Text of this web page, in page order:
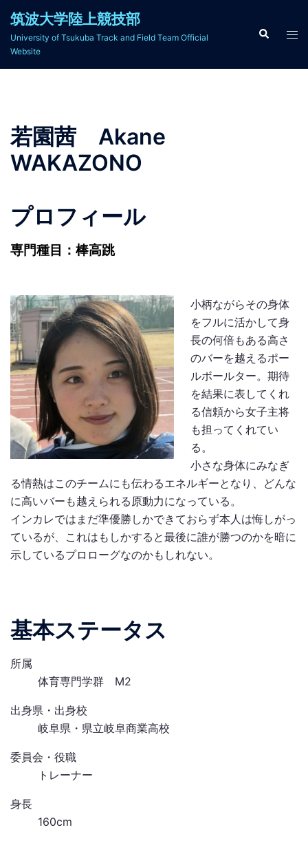
筑波大学陸上競技部
University of Tsukuba Track and Field Team Official
Website
検
索
ト
ル
若園茜 Akane
WAKAZONO
プロフィール
専門種目：棒高跳
小柄ながらその身体
をフルに活かして身
長の何倍もある高さ
のバーを越えるポー
ルボールター。期待
を結果に表してくれ
る信頼から女子主将
も担ってくれてい
る。
小さな身体にみなぎ
る情熱はこのチームにも伝わるエネルギーとなり、どんな
に高いバーも越えられる原動力になっている。
インカレではまだ準優勝しかできておらず本人は悔しがっ
ているが、これはもしかすると最後に誰が勝つのかを暗に
示しているプロローグなのかもしれない。
基本ステータス
所属
体育専門学群 M2
出身県・出身校
岐阜県・県立岐阜商業高校
委員会・役職
トレーナー
身長
160cm